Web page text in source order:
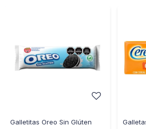
Galletitas Oreo Sin Glúten